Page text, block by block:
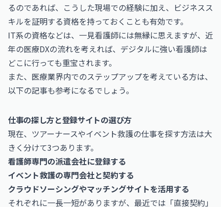
るのであれば、こうした現場での経験に加え、ビジネスス
キルを証明する資格を持っておくことも有効です。
IT系の資格などは、一見看護師には無縁に思えますが、近
年の医療DXの流れを考えれば、デジタルに強い看護師は
どこに行っても重宝されます。
また、医療業界内でのステップアップを考えている方は、
以下の記事も参考になるでしょう。
仕事の探し方と登録サイトの選び方
現在、ツアーナースやイベント救護の仕事を探す方法は大
きく分けて3つあります。
看護師専門の派遣会社に登録する
イベント救護の専門会社と契約する
クラウドソーシングやマッチングサイトを活用する
それぞれに一長一短がありますが、最近では「直接契約」